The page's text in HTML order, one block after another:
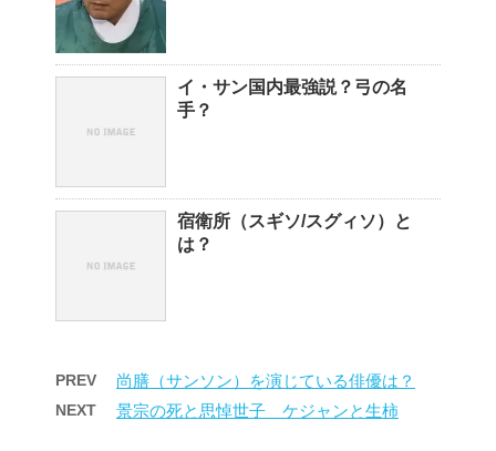
イ・サン国内最強説？弓の名
手？
宿衛所（スギソ/スグィソ）と
は？
PREV 尚膳（サンソン）を演じている俳優は？
NEXT 景宗の死と思悼世子 ケジャンと生柿